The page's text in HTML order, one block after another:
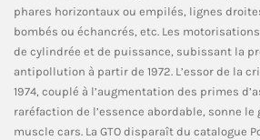
phares horizontaux ou empilés, lignes
bombés ou échancrés, etc. Les
de cylindrée et de puissance, subissant la
antipollution à partir de 1972. L’essor de la
1974, couplé à l’augmentation des primes
raréfaction de l’essence abordable, sonne le
muscle cars. La GTO disparaît du catalogue